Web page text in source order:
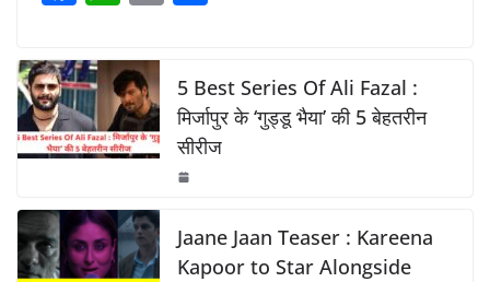
o
k
p k
c
e
b
o
o
k
at
s
A
p
p
y
Li
n
k
e
5 Best Series Of Ali Fazal :
मिर्जापुर के ‘गुड्डू भैया’ की 5 बेहतरीन
सीरीज
Jaane Jaan Teaser : Kareena
Kapoor to Star Alongside